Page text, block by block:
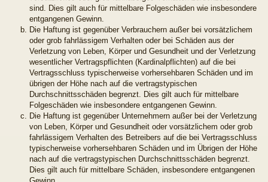
sind. Dies gilt auch für mittelbare Folgeschäden wie insbesondere
entgangenen Gewinn.
Die Haftung ist gegenüber Verbrauchern außer bei vorsätzlichem
oder grob fahrlässigem Verhalten oder bei Schäden aus der
Verletzung von Leben, Körper und Gesundheit und der Verletzung
wesentlicher Vertragspflichten (Kardinalpflichten) auf die bei
Vertragsschluss typischerweise vorhersehbaren Schäden und im
übrigen der Höhe nach auf die vertragstypischen
Durchschnittsschäden begrenzt. Dies gilt auch für mittelbare
Folgeschäden wie insbesondere entgangenen Gewinn.
Die Haftung ist gegenüber Unternehmern außer bei der Verletzung
von Leben, Körper und Gesundheit oder vorsätzlichem oder grob
fahrlässigem Verhalten des Betreibers auf die bei Vertragsschluss
typischerweise vorhersehbaren Schäden und im Übrigen der Höhe
nach auf die vertragstypischen Durchschnittsschäden begrenzt.
Dies gilt auch für mittelbare Schäden, insbesondere entgangenen